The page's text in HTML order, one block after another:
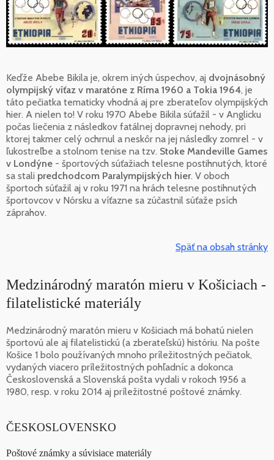
Keďže Abebe Bikila je, okrem iných úspechov, aj dvojnásobný
olympijský víťaz v maratóne z Ríma 1960 a Tokia 1964, je
táto pečiatka tematicky vhodná aj pre zberateľov olympijských
hier. A nielen to! V roku 1970 Abebe Bikila súťažil - v Anglicku
počas liečenia z následkov fatálnej dopravnej nehody, pri
ktorej takmer celý ochrnul a neskôr na jej následky zomrel - v
ľukostreľbe a stolnom tenise na tzv. Stoke Mandeville Games
v Londýne - športových súťažiach telesne postihnutých, ktoré
sa stali predchodcom Paralympijských hier. V oboch
športoch súťažil aj v roku 1971 na hrách telesne postihnutých
športovcov v Nórsku a víťazne sa zúčastnil súťaže psích
záprahov.
Späť na obsah stránky
Medzinárodný maratón mieru v Košiciach -
filatelistické materiály
Medzinárodný maratón mieru v Košiciach má bohatú nielen
športovú ale aj filatelistickú (a zberateľskú) históriu. Na pošte
Košice 1 bolo používaných mnoho príležitostných pečiatok,
vydaných viacero príležitostných pohľadníc a dokonca
Československá a Slovenská pošta vydali v rokoch 1956 a
1980, resp. v roku 2014 aj príležitostné poštové známky.
ČESKOSLOVENSKO
Poštové známky a súvisiace materiály